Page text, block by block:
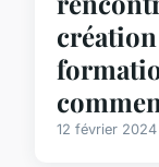
12 février 2024